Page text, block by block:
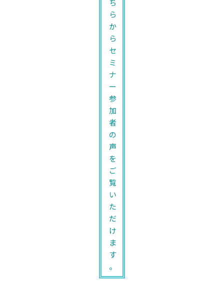
ら
か
ら
セ
ミ
ナ
ー
参
加
者
の
声
を
ご
覧
い
た
だ
け
ま
す
。